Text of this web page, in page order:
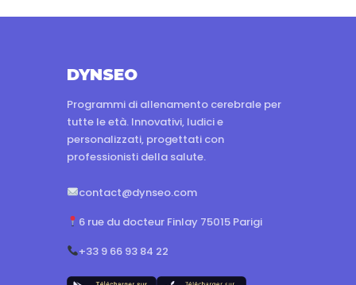
DYNSEO
Programmi di allenamento cerebrale per
tutte le età. Innovativi, ludici e
personalizzati, progettati con
professionisti della salute.
contact@dynseo.com
6 rue du docteur Finlay 75015 Parigi
+33 9 66 93 84 22